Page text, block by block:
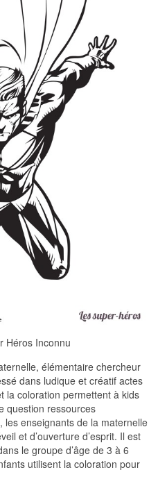
Héros Inconnu
élémentaire chercheur
dans ludique et créatif actes
la coloration permettent à kids
question ressources
les enseignants de la maternelle
et d’ouverture d’esprit. Il est
le groupe d’âge de 3 à 6
utilisent la coloration pour